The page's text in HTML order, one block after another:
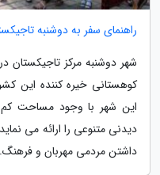
راهنمای سفر به دوشنبه
شهر دوشنبه مرکز
کوهستانی خیره کننده این
این شهر با وجود مساحت کم
دیدنی متنوعی را ارائه می
داشتن مردمی مهربان و